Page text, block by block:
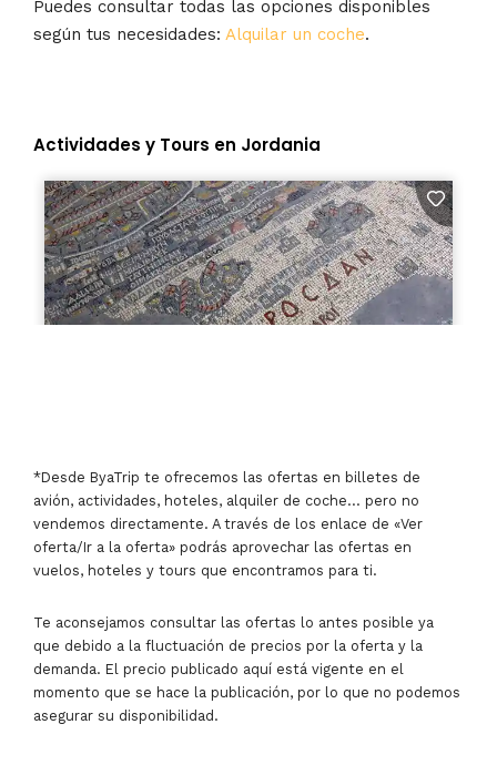
Puedes consultar todas las opciones disponibles
según tus necesidades: Alquilar un coche.
Actividades y Tours en Jordania
*Desde ByaTrip te ofrecemos las ofertas en billetes de
avión, actividades, hoteles, alquiler de coche… pero no
vendemos directamente. A través de los enlace de «Ver
oferta/Ir a la oferta» podrás aprovechar las ofertas en
vuelos, hoteles y tours que encontramos para ti.
Te aconsejamos consultar las ofertas lo antes posible ya
que debido a la fluctuación de precios por la oferta y la
demanda. El precio publicado aquí está vigente en el
momento que se hace la publicación, por lo que no podemos
asegurar su disponibilidad.